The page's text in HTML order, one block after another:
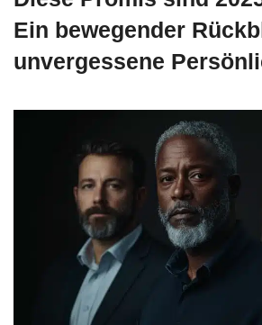
Ein bewegender
unvergessene